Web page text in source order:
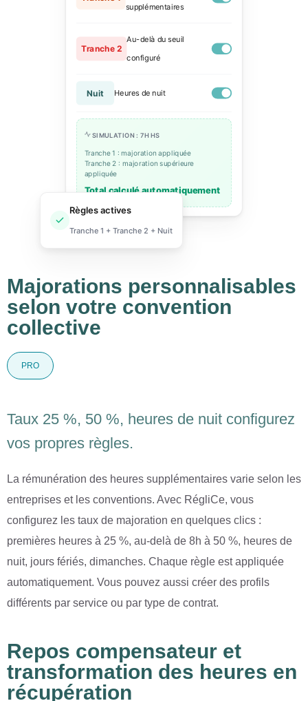
supplémentaires
Tranche 2
Au-delà du seuil
configuré
Nuit Heures de nuit
SIMULATION : 7H HS
Tranche 1 : majoration appliquée
Tranche 2 : majoration supérieure
appliquée
Total calculé automatiquement
Règles actives
Tranche 1 + Tranche 2 + Nuit
Majorations personnalisables
selon votre convention
collective
PRO
Taux 25 %, 50 %, heures de nuit configurez
vos propres règles.
La rémunération des heures supplémentaires varie selon les
entreprises et les conventions. Avec RégliCe, vous
configurez les taux de majoration en quelques clics :
premières heures à 25 %, au-delà de 8h à 50 %, heures de
nuit, jours fériés, dimanches. Chaque règle est appliquée
automatiquement. Vous pouvez aussi créer des profils
différents par service ou par type de contrat.
Repos compensateur et
transformation des heures en
récupération